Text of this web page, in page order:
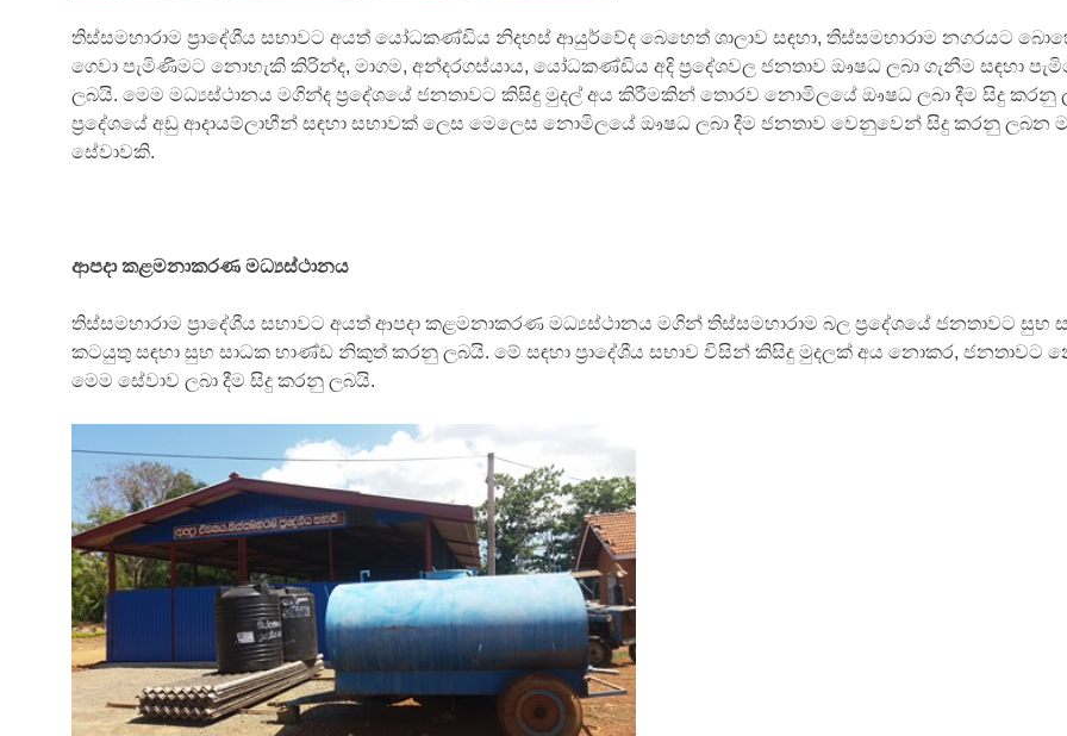
තිස්සමහාරාම ප්‍රාදේශීය සභාවට අයත් යෝධකණ්ඩිය නිදහස් ආයුර්වේද බෙහෙත් ශාලාව සඳහා, තිස්සමහාරාම නගරයට
ගෙවා පැමිණීමට නොහැකි කිරින්ද, මාගම, අන්දරගස්යාය, යෝධකණ්ඩිය අදි ප්‍රදේශවල ජනතාව ඖෂධ ලබා ගැනීම සඳහා
ලබයි. මෙම මධ්‍යස්ථානය මගින්ද ප්‍රදේශයේ ජනතාවට කිසිදු මුදල් අය කිරීමකින් තොරව නොමිලයේ ඖෂධ ලබා දීම සිදු කරනු
ප්‍රදේශයේ අඩු ආදායම්ලාභීන් සඳහා සභාවක් ලෙස මෙලෙස නොමිලයේ ඖෂධ ලබා දීම ජනතාව වෙනුවෙන් සිදු කරනු ලබන
සේවාවකි.
ආපදා කළමනාකරණ මධ්‍යස්ථානය
තිස්සමහාරාම ප්‍රාදේශීය සභාවට අයත් ආපදා කළමනාකරණ මධ්‍යස්ථානය මගින් තිස්සමහාරාම බල ප්‍රදේශයේ ජනතාවට සුභ
කටයුතු සඳහා සුභ සාධක භාණ්ඩ නිකුත් කරනු ලබයි. මේ සඳහා ප්‍රාදේශීය සභාව විසින් කිසිදු මුදලක් අය නොකර, ජනතාවට
මෙම සේවාව ලබා දීම සිදු කරනු ලබයි.